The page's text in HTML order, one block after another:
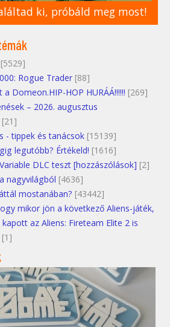
ki, próbáld meg most!
[5529]
Rogue Trader [88]
Domeon.HIP-HOP HURÁÁ!!!!!! [269]
– 2026. augusztus
[21]
- tippek és tanácsok [15139]
legutóbb? Értékeld! [1616]
DLC teszt [hozzászólások] [2]
nagyvilágból [4636]
mostanában? [43442]
mikor jön a következő Aliens-játék,
az Aliens: Fireteam Elite 2 is
[1]